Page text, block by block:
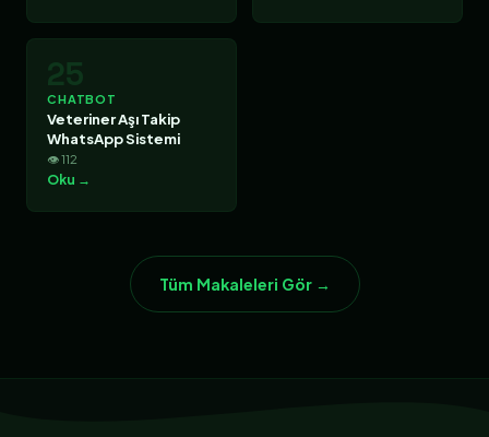
25
CHATBOT
Veteriner Aşı Takip
WhatsApp Sistemi
👁 112
Oku →
Tüm Makaleleri Gör →